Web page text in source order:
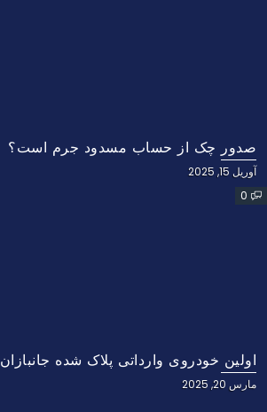
صدور چک از حساب مسدود جرم است؟
آوریل 15, 2025
0
اولین خودروی وارداتی پلاک شده جانبازان
مارس 20, 2025